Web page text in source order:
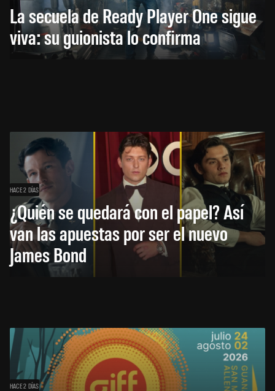
La secuela de Ready Player One sigue
viva: su guionista lo confirma
HACE 2 DÍAS
¿Quién se quedará con el papel? Así
van las apuestas por ser el nuevo
James Bond
HACE 2 DÍAS